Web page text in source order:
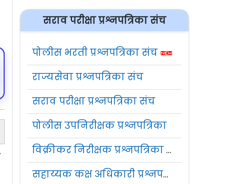
सराव परीक्षा प्रश्नपत्रिका संच
पोलीस भरती प्रश्नपत्रिका संच
राज्यसेवा प्रश्नपत्रिका संच
सराव परीक्षा प्रश्नपत्रिका संच
पोलीस उपनिरीक्षक प्रश्नपत्रिका
विक्रीकर निरीक्षक प्रश्नपत्रिका संच
सहाय्यक कक्ष अधिकारी प्रश्नपत्रिका संच